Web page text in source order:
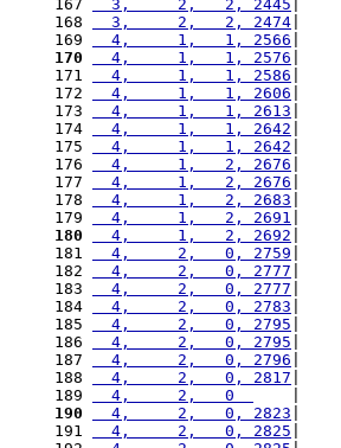
167
  3,     2,   2, 2445
|
168
  3,     2,   2, 2474
169
  4,     1,   1, 2566
170
  4,     1,   1, 2576
|
171
  4,     1,   1, 2586
|
172
  4,     1,   1, 2606
173
  4,     1,   1, 2613
|
174
  4,     1,   1, 2642
|
175
  4,     1,   1, 2642
|
176
  4,     1,   2, 2676
|
177
  4,     1,   2, 2676
|
178
  4,     1,   2, 2683
|
179
  4,     1,   2, 2691
|
180
  4,     1,   2, 2692
181
  4,     2,   0, 2759
182
  4,     2,   0, 2777
|
183
  4,     2,   0, 2777
|
184
  4,     2,   0, 2783
|
185
  4,     2,   0, 2795
186
  4,     2,   0, 2795
187
  4,     2,   0, 2796
188
  4,     2,   0, 2817
|
189
  4,     2,   0
190
  4,     2,   0, 2823
191
  4,     2,   0, 2825
|